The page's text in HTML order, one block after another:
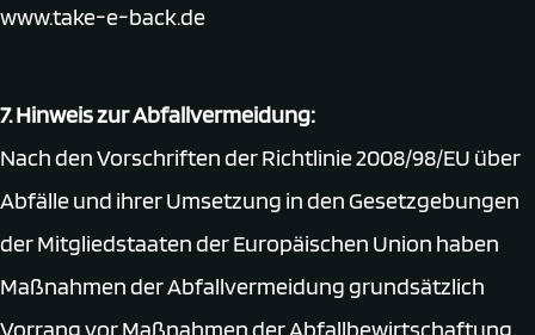
www.take-e-back.de
7. Hinweis zur Abfallvermeidung:
Nach den Vorschriften der Richtlinie 2008/98/EU über
Abfälle und ihrer Umsetzung in den Gesetzgebungen
der Mitgliedstaaten der Europäischen Union haben
Maßnahmen der Abfallvermeidung grundsätzlich
Vorrang vor Maßnahmen der Abfallbewirtschaftung.